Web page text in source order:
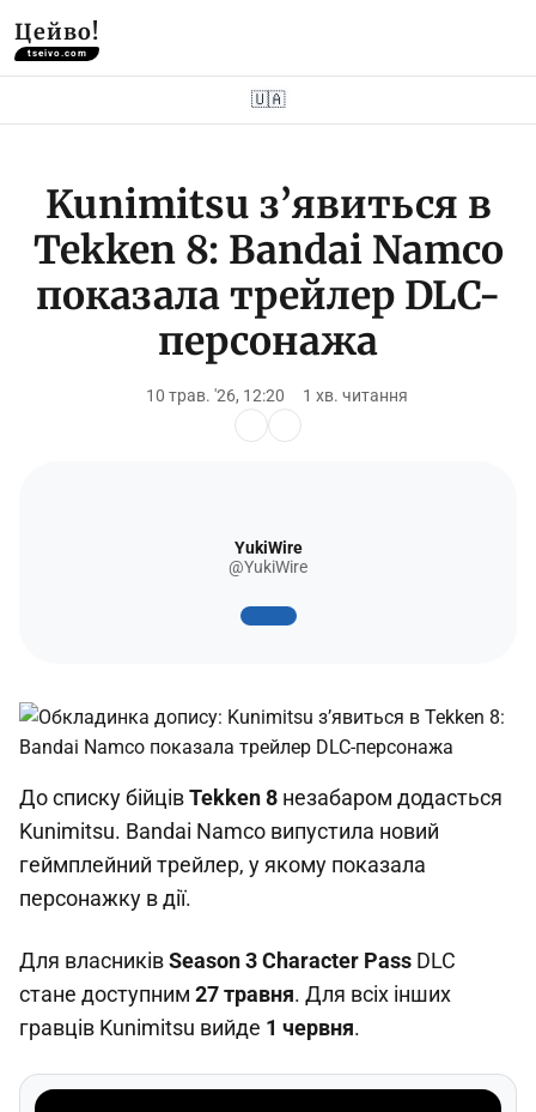
Цейво!
tseivo.com
🇺🇦
Kunimitsu з’явиться в
Tekken 8: Bandai Namco
показала трейлер DLC-
персонажа
10 трав. '26, 12:20 1 хв. читання
YukiWire
@YukiWire
До списку бійцівTekken 8 незабаром додасться
Kunimitsu. Bandai Namco випустила новий
геймплейний трейлер, у якому показала
персонажку в дії.
Для власниківSeason 3 Character Pass DLC
стане доступним 27 травня. Для всіх інших
гравців Kunimitsu вийде 1 червня.